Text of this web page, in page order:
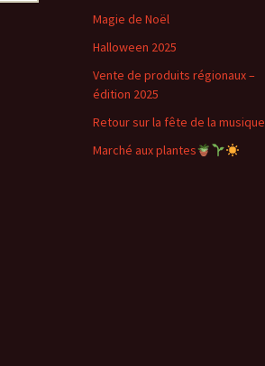
Magie de Noël
Halloween 2025
Vente de produits régionaux –
édition 2025
Retour sur la fête de la musique
Marché aux plantes